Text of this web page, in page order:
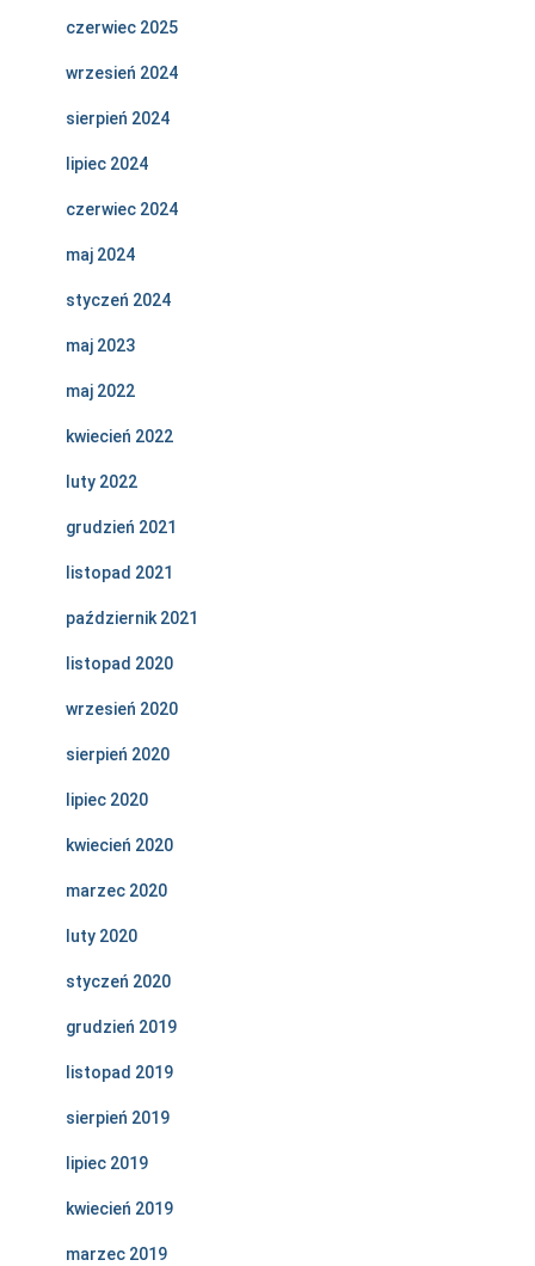
czerwiec 2025
wrzesień 2024
sierpień 2024
lipiec 2024
czerwiec 2024
maj 2024
styczeń 2024
maj 2023
maj 2022
kwiecień 2022
luty 2022
grudzień 2021
listopad 2021
październik 2021
listopad 2020
wrzesień 2020
sierpień 2020
lipiec 2020
kwiecień 2020
marzec 2020
luty 2020
styczeń 2020
grudzień 2019
listopad 2019
sierpień 2019
lipiec 2019
kwiecień 2019
marzec 2019